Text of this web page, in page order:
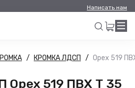
Написать нам
Искать
КРОМКА ЛДСП Орех 519
Орех 519 ПВХ Т 35